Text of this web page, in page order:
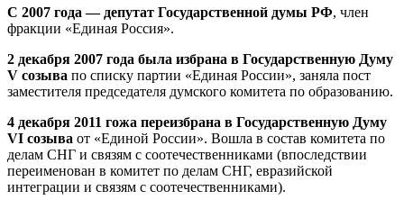
С 2007 года — депутат Государственной думы РФ, член
фракции «Единая Россия».
2 декабря 2007 года была избрана в Государственную Думу
V созыва по списку партии «Единая России», заняла пост
заместителя председателя думского комитета по образованию.
4 декабря 2011 гожа переизбрана в Государственную Думу
VI созыва от «Единой России». Вошла в состав комитета по
делам СНГ и связям с соотечественниками (впоследствии
переименован в комитет по делам СНГ, евразийской
интеграции и связям с соотечественниками).